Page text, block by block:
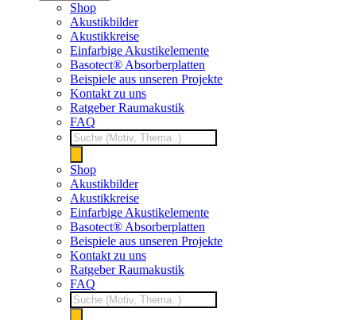
Shop
Akustikbilder
Akustikkreise
Einfarbige Akustikelemente
Basotect® Absorberplatten
Beispiele aus unseren Projekte
Kontakt zu uns
Ratgeber Raumakustik
FAQ
Products
search
Shop
Akustikbilder
Akustikkreise
Einfarbige Akustikelemente
Basotect® Absorberplatten
Beispiele aus unseren Projekte
Kontakt zu uns
Ratgeber Raumakustik
FAQ
Products
search